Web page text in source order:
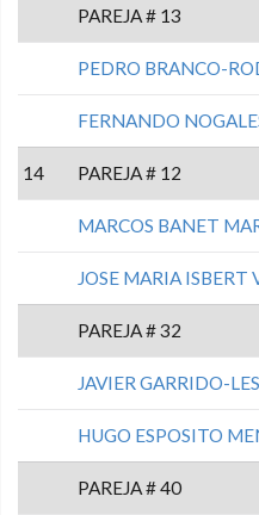
PAREJA # 13
PEDRO BRANCO-
FERNANDO
14 PAREJA # 12
MARCOS BANET
JOSE MARIA ISBERT
PAREJA # 32
JAVIER GARRIDO-
HUGO ESPOSITO
PAREJA # 40